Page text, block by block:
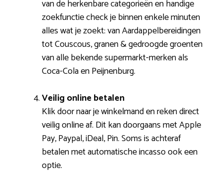
van de herkenbare categorieën en handige
zoekfunctie check je binnen enkele minuten
alles wat je zoekt: van Aardappelbereidingen
tot Couscous, granen & gedroogde groenten
van alle bekende supermarkt-merken als
Coca-Cola en Peijnenburg.
Veilig online betalen
Klik door naar je winkelmand en reken direct
veilig online af. Dit kan doorgaans met Apple
Pay, Paypal, iDeal, Pin. Soms is achteraf
betalen met automatische incasso ook een
optie.